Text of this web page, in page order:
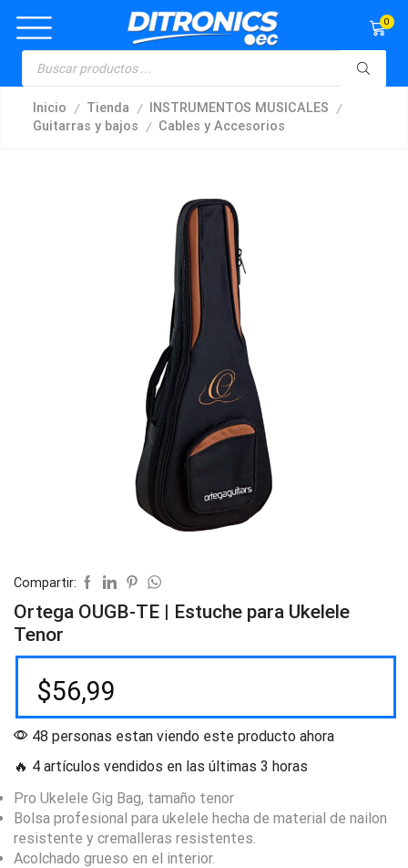
0
Inicio / Tienda / INSTRUMENTOS MUSICALES /
Guitarras y bajos / Cables y Accesorios
Compartir:
Ortega OUGB-TE | Estuche para Ukelele
Tenor
$56,99
48 personas estan viendo este producto ahora
🔥 4 artículos vendidos en las últimas 3 horas
Pro Ukelele Gig Bag, tamaño tenor
Bolsa profesional para ukelele hecha de material de nailon
resistente y cremalleras resistentes.
Acolchado grueso en el interior.